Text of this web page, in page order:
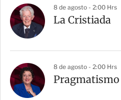
8 de agosto - 2:00 Hrs
La Cristiada
8 de agosto - 2:00 Hrs